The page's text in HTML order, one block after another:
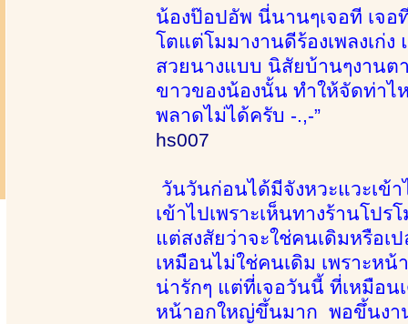
น้องป๊อปอัพ นี่นานๆเจอที เจ
โตแต่โมมางานดีร้องเพลงเก่
สวยนางแบบ นิสัยบ้านๆงานต
ขาวของน้องนั้น ทำให้จัดท่าไ
พลาดไม่ได้ครับ -.,-”
hs007
วันวันก่อนได้มีจังหวะแวะเข้
เข้าไปเพราะเห็นทางร้านโ
แต่สงสัยว่าจะใช่คนเดิมหรือเ
เหมือนไม่ใช่คนเดิม เพราะห
น่ารักๆ แต่ที่เจอวันนี้ ที่เหมือ
หน้าอกใหญ่ขึ้นมาก พอขึ้นงา